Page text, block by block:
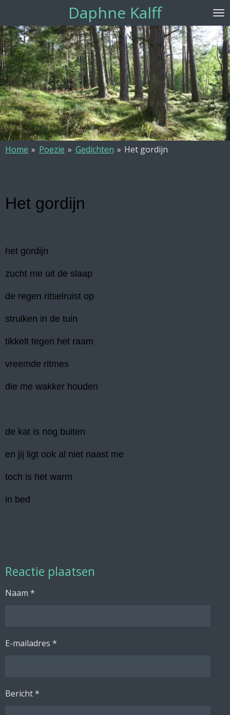
naar
de
hoofdinhoud
Daphne Kalff
Home » Poezie » Gedichten » Het gordijn
Het gordijn
het gordijn
zucht me uit de slaap
de regen ritselruist op
struiken in de tuin
tikkelt tegen het raam
vreemde ritmes
die me wakker houden
de kat is nog buiten
en jij ligt ook al niet naast me
toch is het warm
in bed
Reactie plaatsen
Naam *
E-mailadres *
Bericht *